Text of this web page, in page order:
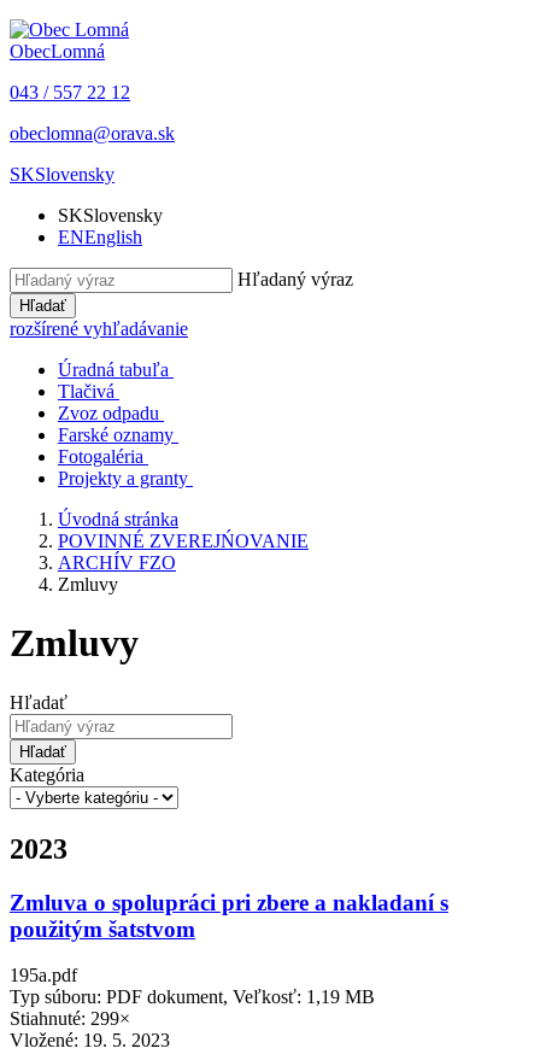
ObecLomná
043 / 557 22 12
obeclomna@orava.sk
SKSlovensky
SKSlovensky
ENEnglish
Hľadaný výraz
Hľadať
rozšírené vyhľadávanie
Úradná tabuľa
Tlačivá
Zvoz odpadu
Farské oznamy
Fotogaléria
Projekty a granty
Úvodná stránka
POVINNÉ ZVEREJŃOVANIE
ARCHÍV FZO
Zmluvy
Zmluvy
Hľadať
Hľadať
Kategória
2023
Zmluva o spolupráci pri zbere a nakladaní s
použitým šatstvom
195a.pdf
Typ súboru: PDF dokument, Veľkosť: 1,19 MB
Stiahnuté: 299×
Vložené: 19. 5. 2023